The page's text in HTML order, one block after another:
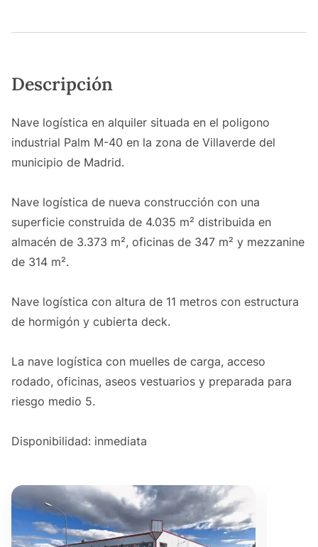
Descripción
Nave logística en alquiler situada en el poligono
industrial Palm M-40 en la zona de Villaverde del
municipio de Madrid.
Nave logística de nueva construcción con una
superficie construida de 4.035 m² distribuida en
almacén de 3.373 m², oficinas de 347 m² y mezzanine
de 314 m².
Nave logística con altura de 11 metros con estructura
de hormigón y cubierta deck.
La nave logística con muelles de carga, acceso
rodado, oficinas, aseos vestuarios y preparada para
riesgo medio 5.
Disponibilidad: inmediata